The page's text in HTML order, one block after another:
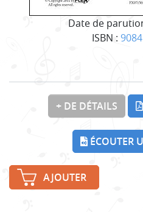
Date de
ISBN :
+ DE DÉTAILS
ÉCOUTER
AJOUTER